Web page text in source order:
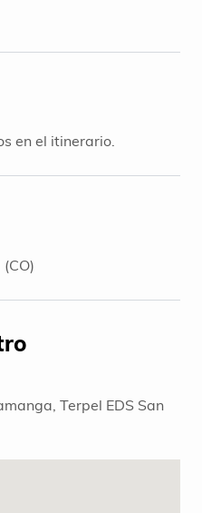
en el itinerario.
Terpel EDS San